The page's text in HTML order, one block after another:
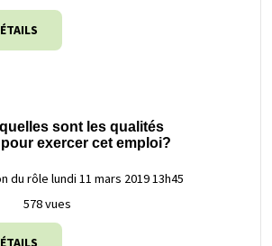
sont les qualités
exercer cet emploi?
du rôle lundi 11 mars 2019 13h45
578 vues